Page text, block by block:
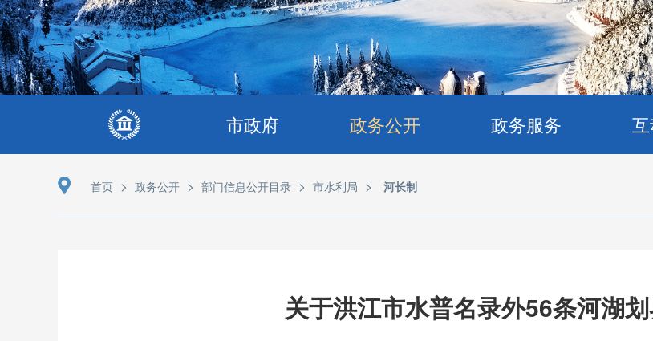
市政府 政务公开 政务服务
首页 > 政务公开 > 部门信息公开目录 > 市水利局 > 河长制
关于洪江市水普名录外56条河湖